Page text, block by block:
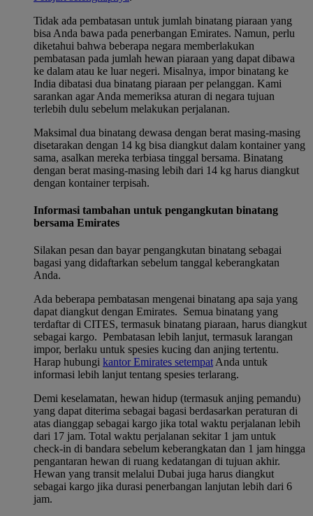
Tidak ada pembatasan untuk jumlah binatang piaraan yang
bisa Anda bawa pada penerbangan Emirates. Namun, perlu
diketahui bahwa beberapa negara memberlakukan
pembatasan pada jumlah hewan piaraan yang dapat dibawa
ke dalam atau ke luar negeri. Misalnya, impor binatang ke
India dibatasi dua binatang piaraan per pelanggan. Kami
sarankan agar Anda memeriksa aturan di negara tujuan
terlebih dulu sebelum melakukan perjalanan.
Maksimal dua binatang dewasa dengan berat masing-masing
disetarakan dengan 14 kg bisa diangkut dalam kontainer yang
sama, asalkan mereka terbiasa tinggal bersama. Binatang
dengan berat masing-masing lebih dari 14 kg harus diangkut
dengan kontainer terpisah.
Informasi tambahan untuk pengangkutan binatang
bersama Emirates
Silakan pesan dan bayar pengangkutan binatang sebagai
bagasi yang didaftarkan sebelum tanggal keberangkatan
Anda.
Ada beberapa pembatasan mengenai binatang apa saja yang
dapat diangkut dengan Emirates. Semua binatang yang
terdaftar di CITES, termasuk binatang piaraan, harus diangkut
sebagai kargo. Pembatasan lebih lanjut, termasuk larangan
impor, berlaku untuk spesies kucing dan anjing tertentu.
Harap hubungi kantor Emirates setempat Anda untuk
informasi lebih lanjut tentang spesies terlarang.
Demi keselamatan, hewan hidup (termasuk anjing pemandu)
yang dapat diterima sebagai bagasi berdasarkan peraturan di
atas dianggap sebagai kargo jika total waktu perjalanan lebih
dari 17 jam. Total waktu perjalanan sekitar 1 jam untuk
check-in di bandara sebelum keberangkatan dan 1 jam hingga
pengantaran hewan di ruang kedatangan di tujuan akhir.
Hewan yang transit melalui Dubai juga harus diangkut
sebagai kargo jika durasi penerbangan lanjutan lebih dari 6
jam.